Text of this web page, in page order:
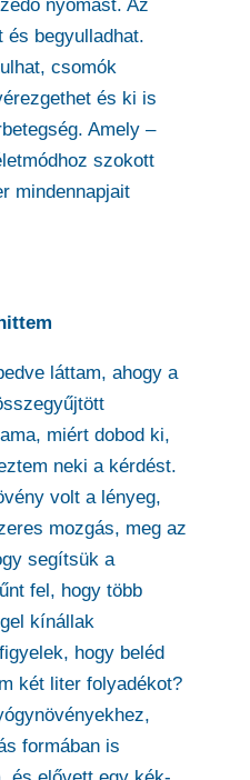
nyomást. Az
és begyulladhat.
csomók
és ki is
Amely –
szokott
mindennapjait
láttam, ahogy a
miért dobod ki,
neki a kérdést.
volt a lényeg,
mozgás, meg az
segítsük a
fel, hogy több
kínállak
hogy beléd
két liter folyadékot?
formában is